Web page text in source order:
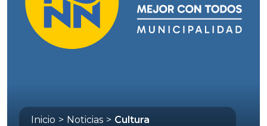
Inicio > Noticias > Cultura